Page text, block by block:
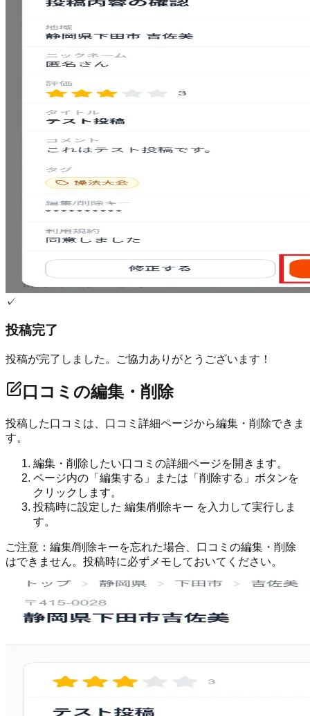
✓
投稿完了
投稿が完了しました。ご協力ありがとうございます！
口コミの編集・削除
投稿した口コミは、口コミ詳細ページから編集・削除できま
す。
編集・削除したい口コミの詳細ページを開きます。
ページ内の「編集する」または「削除する」ボタンを
クリックします。
投稿時に設定した 編集/削除キー を入力して実行しま
す。
ご注意： 編集/削除キーを忘れた場合、口コミの編集・削除
はできません。投稿時に必ずメモしておいてください。